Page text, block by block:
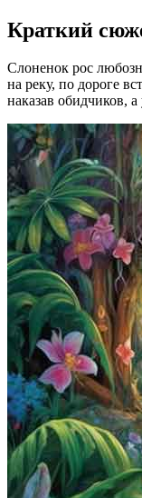
Краткий
Слоненок рос
на реку, по дороге
наказав обидчиков,